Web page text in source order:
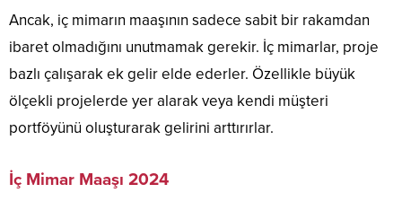
Ancak, iç mimarın maaşının sadece sabit bir rakamdan
ibaret olmadığını unutmamak gerekir. İç mimarlar, proje
bazlı çalışarak ek gelir elde ederler. Özellikle büyük
ölçekli projelerde yer alarak veya kendi müşteri
portföyünü oluşturarak gelirini arttırırlar.
İç Mimar Maaşı 2024